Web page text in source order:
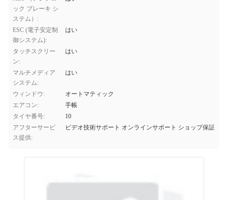
ック ブレーキ シ
ステム）:
ESC (電子安定制
御システム):
はい
タッチスクリー
ン:
はい
マルチメディア
システム:
はい
ウィンドウ:
オートマティック
エアコン:
手帳
タイヤ番号:
10
アフターサービ
ス提供:
ビデオ技術サポート オンラインサポート ショップ保証